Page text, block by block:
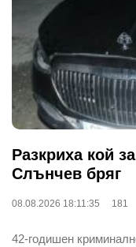
Разкриха кой
Слънчев бряг
08.08.2026 18:11:35 181
42-годишен